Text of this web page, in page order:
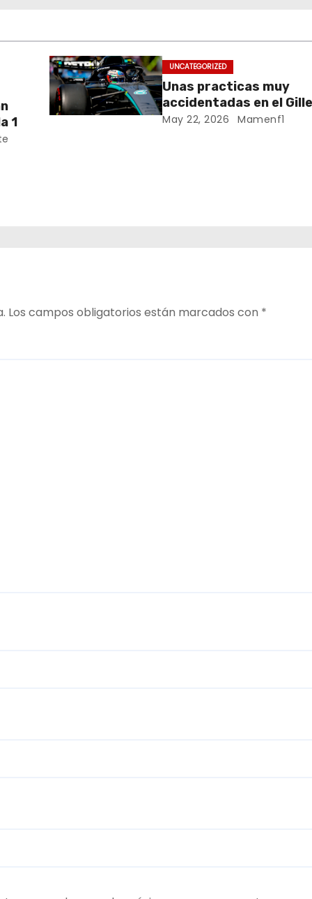
1
UNCATEGORIZED
Unas practicas muy
accidentadas en el
Villeneuve deja a Fernando en
May 22, 2026 Mamenf1
Los campos obligatorios están marcados con *